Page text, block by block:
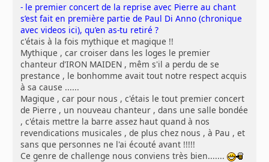
- le premier concert de la reprise avec Pierre au chant
s’est fait en première partie de Paul Di Anno (chronique
avec videos ici), qu’en as-tu retiré ?
c'étais à la fois mythique et magique !!
Mythique , car croiser dans les loges le premier
chanteur d'IRON MAIDEN , mêm s'il a perdu de se
prestance , le bonhomme avait tout notre respect acquis
à sa cause ......
Magique , car pour nous , c'étais le tout premier concert
de Pierre , un nouveau chanteur , dans une salle bondée
, c'étais mettre la barre assez haut quand à nos
revendications musicales , de plus chez nous , à Pau , et
sans que personnes ne l'ai écouté avant !!!!!
Ce genre de challenge nous conviens très bien.......